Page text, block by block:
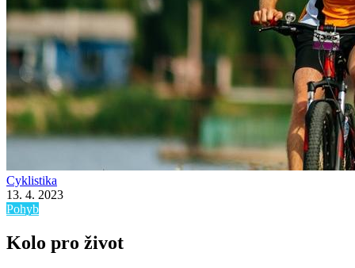
Cyklistika
13. 4. 2023
Pohyb
Kolo pro život